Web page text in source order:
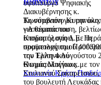
Τη σύμβαση για την
«Αποκατάσταση,
υποδομής στη Δ.Ε.
προϋπολογισμού
την Τρίτη 4 Αυγούστου
Θωμάς Μπέγκας, με τον
ΚοινωνίαΚρήτη
υφυπουργό Ψηφιακής
Διακυβέρνησης κ.
Κωνσταντίνο Κυρανάκη,
για θέματα του
Κτηματολογίου, με τη
συμμετοχή του
του Ελληνικού
Κτηματολογίου κ.
Στυλιανού Σακαρέτσιου,
του βουλευτή Λευκάδας